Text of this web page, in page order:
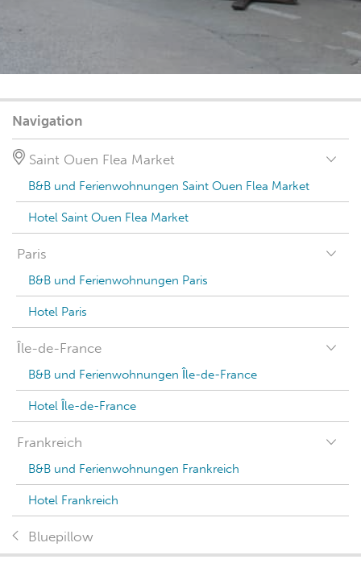
Navigation
Saint Ouen Flea Market
B&B und Ferienwohnungen Saint Ouen Flea Market
Hotel Saint Ouen Flea Market
Paris
B&B und Ferienwohnungen Paris
Hotel Paris
Île-de-France
B&B und Ferienwohnungen Île-de-France
Hotel Île-de-France
Frankreich
B&B und Ferienwohnungen Frankreich
Hotel Frankreich
Bluepillow